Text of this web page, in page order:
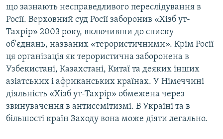
що зазнають несправедливого переслідування в
Росії. Верховний суд Росії заборонив «Хізб ут-
Тахрір» 2003 року, включивши до списку
об'єднань, названих «терористичними». Крім Росії
ця організація як терористична заборонена в
Узбекистані, Казахстані, Китаї та деяких інших
азіатських і африканських країнах. У Німеччині
діяльність «Хізб ут-Тахрір» обмежена через
звинувачення в антисемітизмі. В Україні та в
більшості країн Заходу вона може діяти легально.